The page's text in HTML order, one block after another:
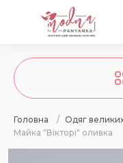
Головна / Одяг
Майка "Вікторі" оливка